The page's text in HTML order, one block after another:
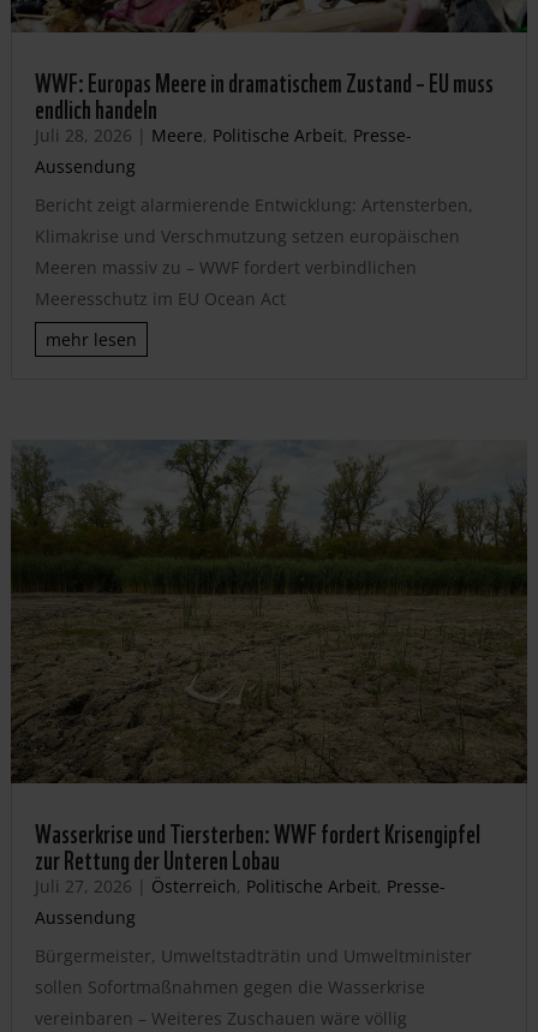
WWF: Europas Meere in dramatischem Zustand – EU muss
endlich handeln
Juli 28, 2026 | Meere, Politische Arbeit, Presse-
Aussendung
Bericht zeigt alarmierende Entwicklung: Artensterben,
Klimakrise und Verschmutzung setzen europäischen
Meeren massiv zu – WWF fordert verbindlichen
Meeresschutz im EU Ocean Act
mehr lesen
Wasserkrise und Tiersterben: WWF fordert Krisengipfel
zur Rettung der Unteren Lobau
Juli 27, 2026 | Österreich, Politische Arbeit, Presse-
Aussendung
Bürgermeister, Umweltstadträtin und Umweltminister
sollen Sofortmaßnahmen gegen die Wasserkrise
vereinbaren – Weiteres Zuschauen wäre völlig